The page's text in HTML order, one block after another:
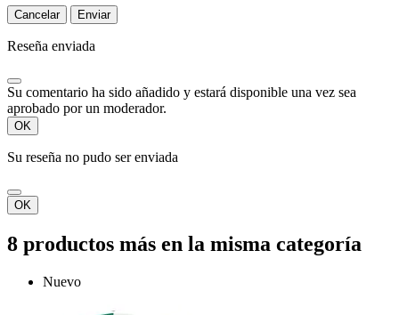
Cancelar Enviar
Reseña enviada
Su comentario ha sido añadido y estará disponible una vez sea
aprobado por un moderador.
OK
Su reseña no pudo ser enviada
OK
8 productos más en la misma categoría
Nuevo